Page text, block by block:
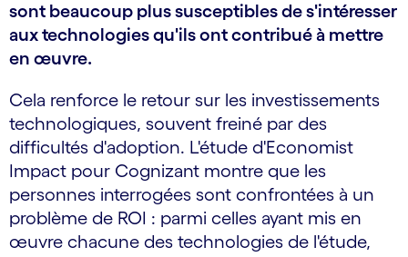
sont beaucoup plus susceptibles de s'intéresser
aux technologies qu'ils ont contribué à mettre
en œuvre.
Cela renforce le retour sur les investissements
technologiques, souvent freiné par des
difficultés d'adoption. L'étude d'Economist
Impact pour Cognizant montre que les
personnes interrogées sont confrontées à un
problème de ROI : parmi celles ayant mis en
œuvre chacune des technologies de l'étude,